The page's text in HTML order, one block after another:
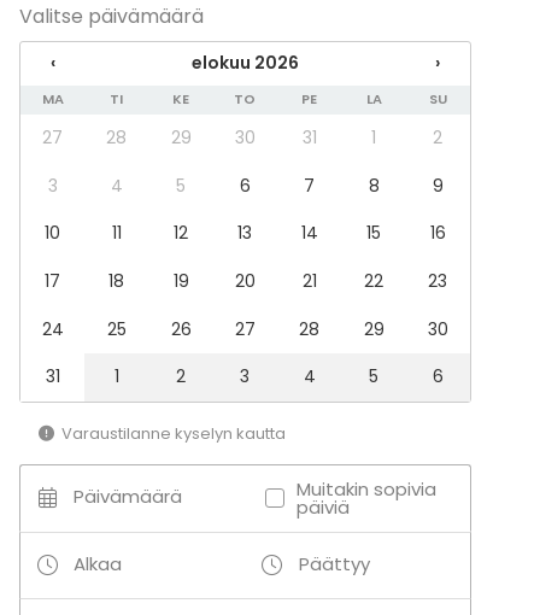
Sauna
Kalusto
Esiintymislava
Palju / poreallas
Furniture
Games
Fläppi- / Valkotaulu
Juhlat
Häät
Seminaari / konferenssi
Business / Corporate Event
Company Party
Team building / Recreation
Tilatyypit
Valitse päivämäärä
‹ elokuu 2026 ›
MA TI KE TO PE LA SU
27 28 29 30 31 1
2
3
4 5 6 7 8
9
10
11 12 13 14 15
16
17
18 19 20 21 22
23
24
25 26 27 28 29
30
31
1 2 3 4 5 6
Varaustilanne kyselyn kautta
Päivämäärä Muitakin sopivia
päiviä
Alkaa Päättyy